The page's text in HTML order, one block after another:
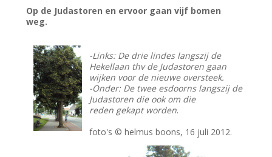
Op de Judastoren en ervoor gaan vijf bomen
weg.
-Links: De drie lindes langszij de
Hekellaan thv de Judastoren gaan
wijken voor de nieuwe oversteek.
-Onder: De twee esdoorns langszij de
Judastoren die ook om die
reden gekapt worden.
foto's © helmus boons, 16 juli 2012.